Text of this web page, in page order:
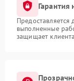
Гарантия
выполненные
защищает